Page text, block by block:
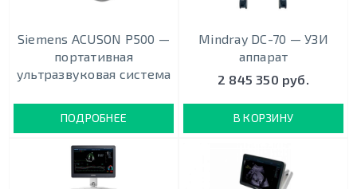
Siemens ACUSON P500 —
портативная
ультразвуковая система
ПОДРОБНЕЕ
Mindray DC-70 — УЗИ
аппарат
2 845 350 руб.
В КОРЗИНУ